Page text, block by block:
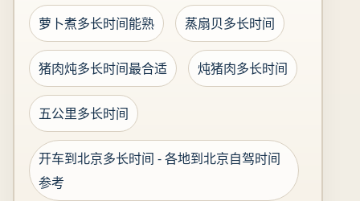
萝卜煮多长时间能熟 蒸扇贝多长时间
猪肉炖多长时间最合适 炖猪肉多长时间
五公里多长时间
开车到北京多长时间 - 各地到北京自驾时间
参考